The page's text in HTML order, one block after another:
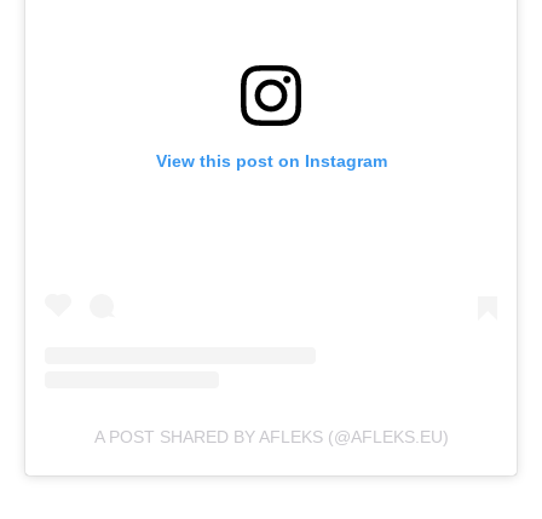
View this post on Instagram
A POST SHARED BY AFLEKS (@AFLEKS.EU)